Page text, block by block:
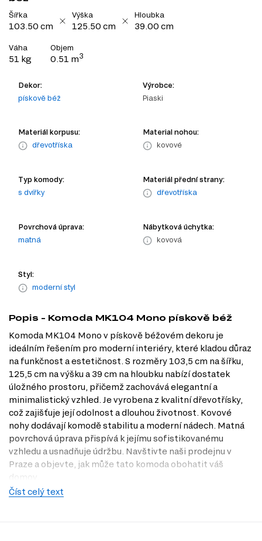
Šířka
103.50 cm
Výška
125.50 cm
Hloubka
39.00 cm
Váha
51 kg
Objem
0.51 m3
Dekor:
pískově béž
Výrobce:
Piaski
Materiál korpusu:
dřevotříska
Material nohou:
kovové
Typ komody:
s dvířky
Materiál přední strany:
dřevotříska
Povrchová úprava:
matná
Nábytková úchytka:
kovová
Styl:
moderní styl
Popis - Komoda MK104 Mono pískově béž
Komoda MK104 Mono v pískově béžovém dekoru je
ideálním řešením pro moderní interiéry, které kladou důraz
na funkčnost a estetičnost. S rozměry 103,5 cm na šířku,
125,5 cm na výšku a 39 cm na hloubku nabízí dostatek
úložného prostoru, přičemž zachovává elegantní a
minimalistický vzhled. Je vyrobena z kvalitní dřevotřísky,
což zajišťuje její odolnost a dlouhou životnost. Kovové
nohy dodávají komodě stabilitu a moderní nádech. Matná
povrchová úprava přispívá k jejímu sofistikovanému
vzhledu a usnadňuje údržbu. Navštivte naši prodejnu v
Praze a objevte, jak může tato komoda obohatit váš
domov.
Dostupné modifikace produktu
Číst celý text